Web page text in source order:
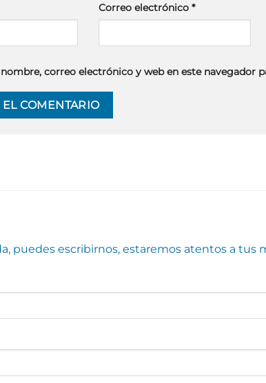
Correo electrónico *
correo electrónico y web en este navegador
puedes escribirnos, estaremos atentos a tus